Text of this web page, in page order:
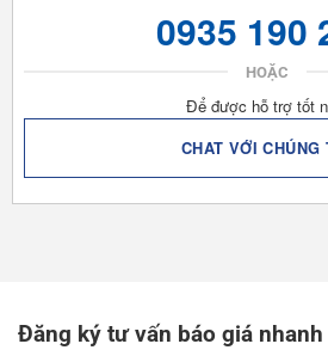
0935 190
HOẶC
Để được hỗ trợ tốt
CHAT VỚI CHÚNG
Đăng ký tư vấn báo giá